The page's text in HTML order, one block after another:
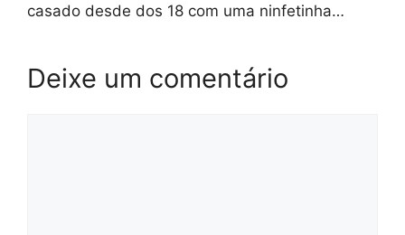
casado desde dos 18 com uma ninfetinha…
Deixe um comentário